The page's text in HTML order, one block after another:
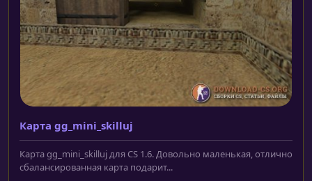
Карта gg_mini_skilluj
Карта gg_mini_skilluj для CS 1.6. Довольно маленькая, отлично
сбалансированная карта подарит...